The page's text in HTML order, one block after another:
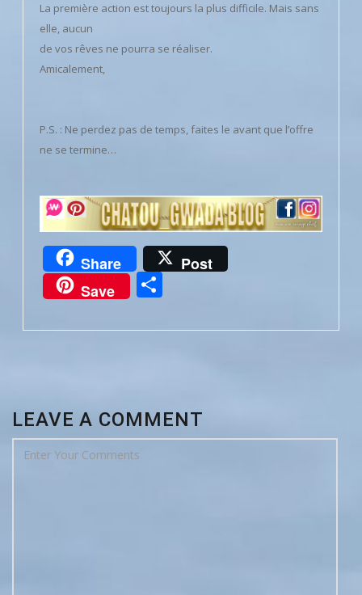
La première action est toujours la plus difficile. Mais sans
elle, aucun
de vos rêves ne pourra se réaliser.
Amicalement,
P.S. : Ne perdez pas de temps, faites le avant que l’offre
ne se termine…
Share
Post
Save
LEAVE A COMMENT